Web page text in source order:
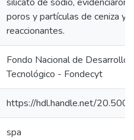
poros y partículas de ceniza y
reaccionantes.
Fondo Nacional de Desarrollo
Tecnológico - Fondecyt
https://hdl.handle.net/
spa